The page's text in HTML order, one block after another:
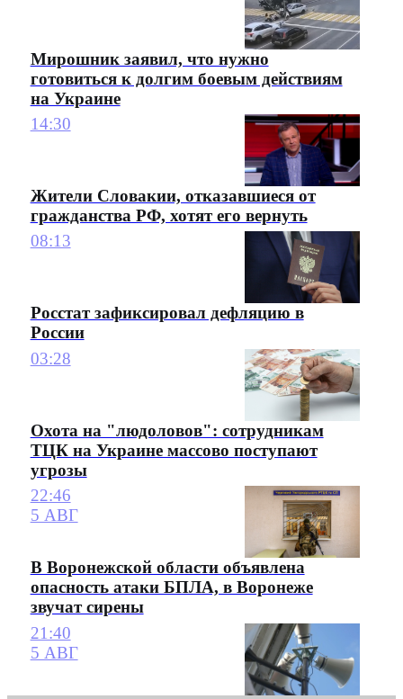
Мирошник заявил, что нужно
готовиться к долгим боевым действиям
на Украине
14:30
Жители Словакии, отказавшиеся от
гражданства РФ, хотят его вернуть
08:13
Росстат зафиксировал дефляцию в
России
03:28
Охота на "людоловов": сотрудникам
ТЦК на Украине массово поступают
угрозы
22:46
5 АВГ
В Воронежской области объявлена
опасность атаки БПЛА, в Воронеже
звучат сирены
21:40
5 АВГ